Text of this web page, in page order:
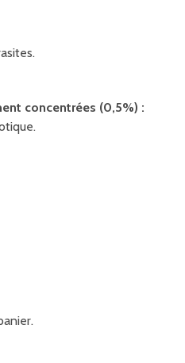
concentrées (0,5%) :